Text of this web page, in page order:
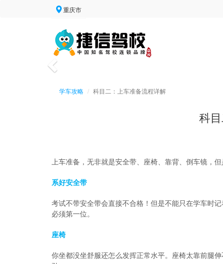
重庆市
学车攻略 科目二：上车准备流程详解
科
上车准备，无非就是安全带、座椅、靠背、倒车镜，
系好安全带
考试不带安全带会直接不合格！但是不能只在学车时
必须第一位。
座椅
你坐都没坐舒服还怎么发挥正常水平。座椅太靠前腿